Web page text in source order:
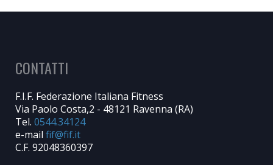
CONTATTI
F.I.F. Federazione Italiana Fitness
Via Paolo Costa,2 - 48121 Ravenna (RA)
Tel. 0544.34124
e-mail
C.F. 92048360397